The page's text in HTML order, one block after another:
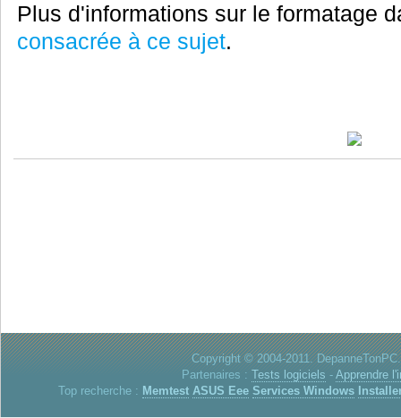
Plus d'informations sur le formatage
consacrée à ce sujet.
Copyright © 2004-2011.
Partenaires : Tests logiciels - Apprendre
Top recherche : Memtest ASUS Eee Services Windows